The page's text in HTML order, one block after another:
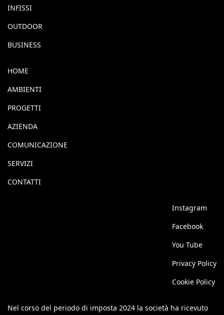
INFISSI
OUTDOOR
BUSINESS
HOME
AMBIENTI
PROGETTI
AZIENDA
COMUNICAZIONE
SERVIZI
CONTATTI
Instagram
Facebook
You Tube
Privacy Policy
Cookie Policy
Nel corso del periodo di imposta 2024 la società ha ricevuto